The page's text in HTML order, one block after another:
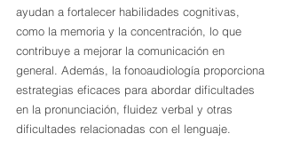
ayudan a fortalecer habilidades cognitivas,
como la memoria y la concentración, lo que
contribuye a mejorar la comunicación en
general. Además, la fonoaudiología proporciona
estrategias eficaces para abordar dificultades
en la pronunciación, fluidez verbal y otras
dificultades relacionadas con el lenguaje.